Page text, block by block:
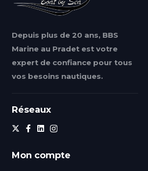
Depuis plus de 20 ans, BBS
Marine au Pradet est votre
expert de confiance pour tous
vos besoins nautiques.
Réseaux
Mon compte